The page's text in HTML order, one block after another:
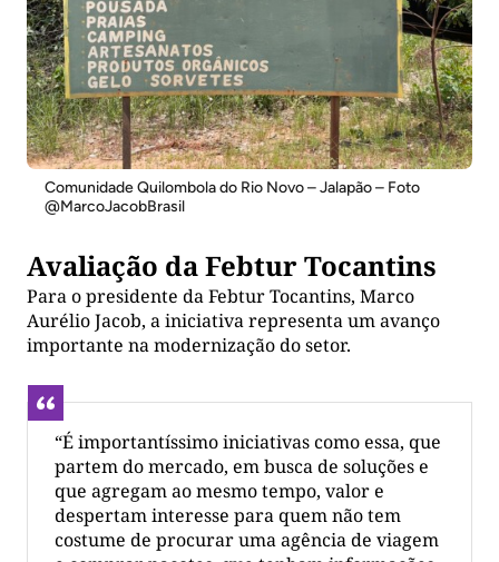
Comunidade Quilombola do Rio Novo – Jalapão – Foto
@MarcoJacobBrasil
Avaliação da Febtur Tocantins
Para o presidente da Febtur Tocantins, Marco
Aurélio Jacob, a iniciativa representa um avanço
importante na modernização do setor.
“É importantíssimo iniciativas como essa, que
partem do mercado, em busca de soluções e
que agregam ao mesmo tempo, valor e
despertam interesse para quem não tem
costume de procurar uma agência de viagem